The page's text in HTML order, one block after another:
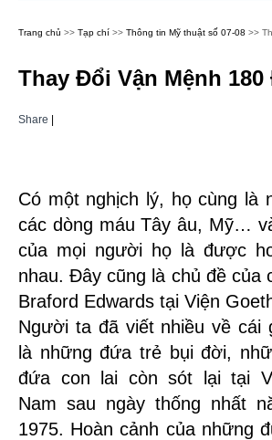
Trang chủ >> Tạp chí >> Thông tin Mỹ thuật số 07-08 >>
Thay Đổi Vận Mệnh 180
Share
Có một nghịch lý, họ cùng là
các dòng máu Tây âu, Mỹ…
của mọi người họ là được
nhau. Đây cũng là chủ đề của
Braford Edwards tại Viện
Người ta đã viết nhiều về cái
là những đứa trẻ bụi đời,
đứa con lai còn sót lại tại
Nam sau ngày thống nhất
1975. Hoàn cảnh của những